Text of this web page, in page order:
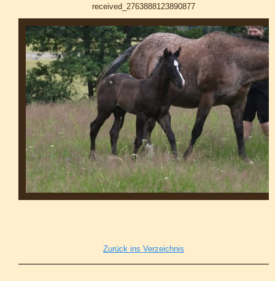
received_2763888123890877
Zurück ins Verzeichnis